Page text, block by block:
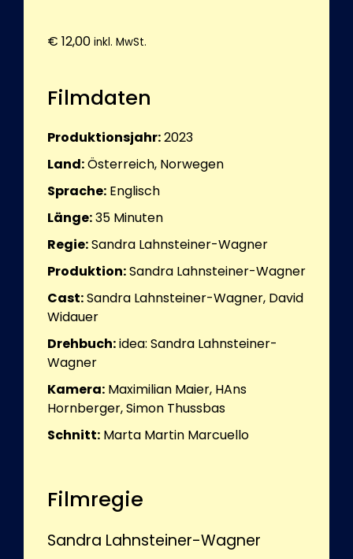
€ 12,00 inkl. MwSt.
Filmdaten
Produktionsjahr:2023
Land:Österreich, Norwegen
Sprache: Englisch
Länge:35 Minuten
Regie:Sandra Lahnsteiner-Wagner
Produktion:Sandra Lahnsteiner-Wagner
Cast:Sandra Lahnsteiner-Wagner, David
Widauer
Drehbuch:idea: Sandra Lahnsteiner-
Wagner
Kamera: Maximilian Maier, HAns
Hornberger, Simon Thussbas
Schnitt: Marta Martin Marcuello
Filmregie
Sandra Lahnsteiner-Wagner